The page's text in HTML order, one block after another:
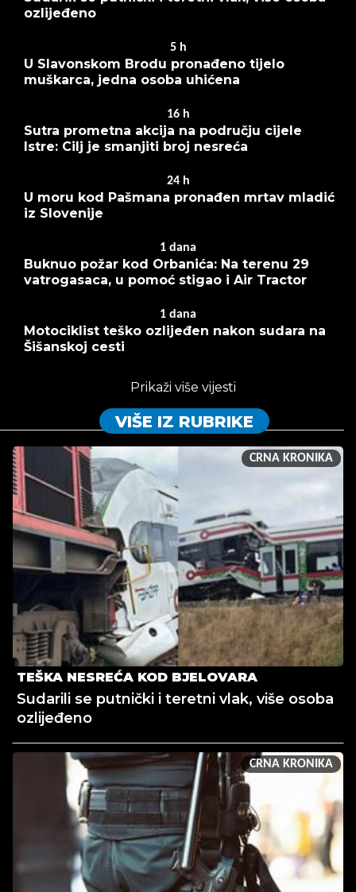
ozlijeđeno
5 h
U Slavonskom Brodu pronađeno tijelo
muškarca, jedna osoba uhićena
16 h
Sutra prometna akcija na području cijele
Istre: Cilj je smanjiti broj nesreća
24 h
U moru kod Pašmana pronađen mrtav mladić
iz Slovenije
1 dana
Buknuo požar kod Orbanića: Na terenu 29
vatrogasaca, u pomoć stigao i Air Tractor
1 dana
Motociklist teško ozlijeđen nakon sudara na
Šišanskoj cesti
Prikaži više vijesti
VIŠE IZ RUBRIKE
CRNA KRONIKA
TEŠKA NESREĆA KOD BJELOVARA
Sudarili se putnički i teretni vlak, više osoba
ozlijeđeno
CRNA KRONIKA